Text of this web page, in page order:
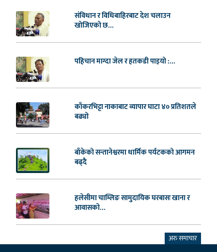
संविधान र विधिबाहिरबाट देश चलाउन
खोजिएको छ...
पहिचान माग्दा जेल र हतकडी पाइयो :...
काँकरभिट्टा नाकाबाट व्यापार घाटा ४० प्रतिशतले
बढ्यो
बाँकेको सन्तानेश्वरमा धार्मिक पर्यटकको आगमन
बढ्दै
हलेसीमा चाम्लिङ सामुदायिक घरबासः खाना र
आवासको...
अरु समाचार